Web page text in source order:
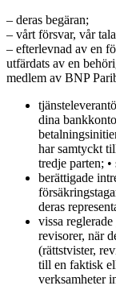
– deras begäran;
– vårt försvar, vår
– efterlevnad av en
utfärdats av en
medlem av BNP
dina
har samtyckt
tredje parten;
berättigade
deras
vissa
revisorer, när
(rättstvister,
till en faktisk
verksamheter